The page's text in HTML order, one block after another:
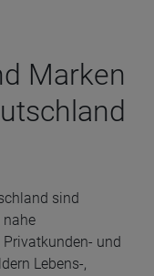
Mar­ken
sind
nahe
und
Lebens-,